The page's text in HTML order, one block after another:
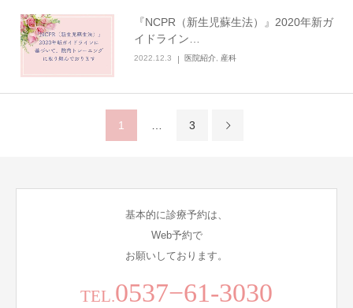
『NCPR（新生児蘇生法）』2020年新ガ
イドライン…
2022.12.3 医院紹介 産科
1 3
基本的に診療予約は、
Web予約で
お願いしております。
TEL.0537−61-3030